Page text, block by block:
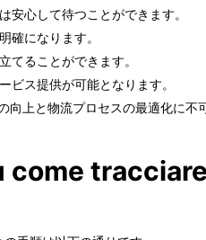
安心して待つことができます。
確になります。
てることができます。
ビス提供が可能となります。
上と物流プロセスの最適化に不